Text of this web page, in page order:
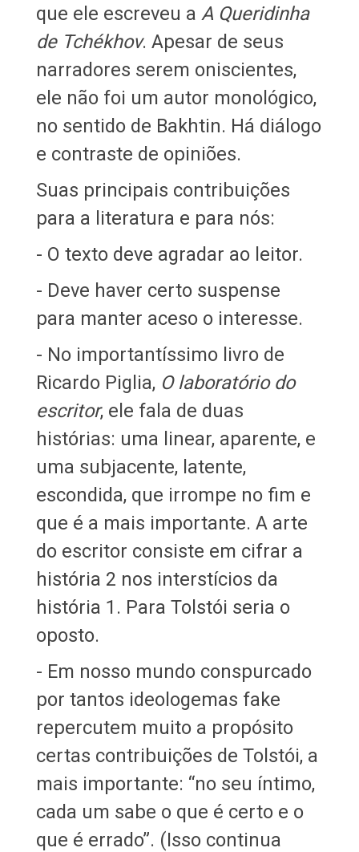
que ele escreveu a A Queridinha
de Tchékhov. Apesar de seus
narradores serem oniscientes,
ele não foi um autor monológico,
no sentido de Bakhtin. Há diálogo
e contraste de opiniões.
Suas principais contribuições
para a literatura e para nós:
- O texto deve agradar ao leitor.
- Deve haver certo suspense
para manter aceso o interesse.
- No importantíssimo livro de
Ricardo Piglia, O laboratório do
escritor, ele fala de duas
histórias: uma linear, aparente, e
uma subjacente, latente,
escondida, que irrompe no fim e
que é a mais importante. A arte
do escritor consiste em cifrar a
história 2 nos interstícios da
história 1. Para Tolstói seria o
oposto.
- Em nosso mundo conspurcado
por tantos ideologemas fake
repercutem muito a propósito
certas contribuições de Tolstói, a
mais importante: “no seu íntimo,
cada um sabe o que é certo e o
que é errado”. (Isso continua